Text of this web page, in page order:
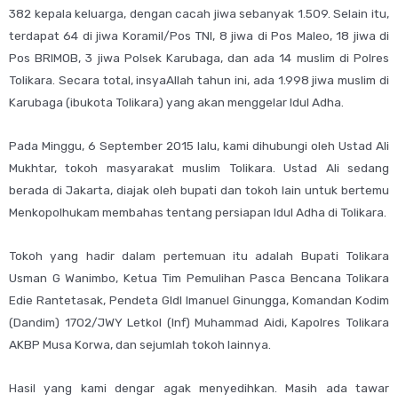
382 kepala keluarga, dengan cacah jiwa sebanyak 1.509. Selain itu,
terdapat 64 di jiwa Koramil/Pos TNI, 8 jiwa di Pos Maleo, 18 jiwa di
Pos BRIMOB, 3 jiwa Polsek Karubaga, dan ada 14 muslim di Polres
Tolikara. Secara total, insyaAllah tahun ini, ada 1.998 jiwa muslim di
Karubaga (ibukota Tolikara) yang akan menggelar Idul Adha.
Pada Minggu, 6 September 2015 lalu, kami dihubungi oleh Ustad Ali
Mukhtar, tokoh masyarakat muslim Tolikara. Ustad Ali sedang
berada di Jakarta, diajak oleh bupati dan tokoh lain untuk bertemu
Menkopolhukam membahas tentang persiapan Idul Adha di Tolikara.
Tokoh yang hadir dalam pertemuan itu adalah Bupati Tolikara
Usman G Wanimbo, Ketua Tim Pemulihan Pasca Bencana Tolikara
Edie Rantetasak, Pendeta GIdI Imanuel Ginungga, Komandan Kodim
(Dandim) 1702/JWY Letkol (Inf) Muhammad Aidi, Kapolres Tolikara
AKBP Musa Korwa, dan sejumlah tokoh lainnya.
Hasil yang kami dengar agak menyedihkan. Masih ada tawar